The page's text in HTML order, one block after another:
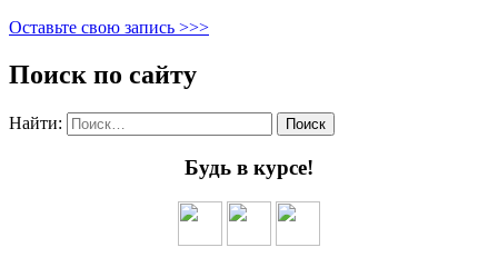
Оставьте свою запись >>>
Поиск по сайту
Найти:
Будь в курсе!